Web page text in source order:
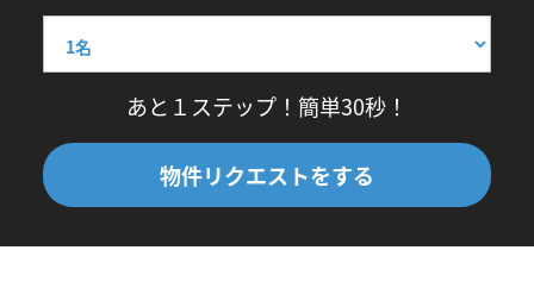
あと１ステップ！簡単30秒！
物件リクエストをする